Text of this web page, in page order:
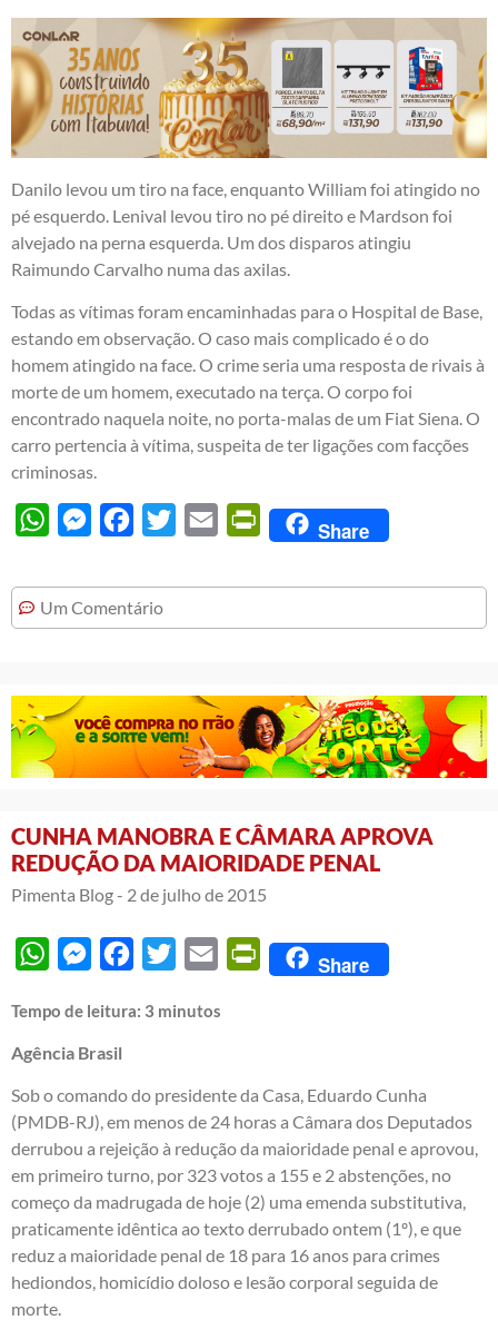
Danilo levou um tiro na face, enquanto William foi atingido no
pé esquerdo. Lenival levou tiro no pé direito e Mardson foi
alvejado na perna esquerda. Um dos disparos atingiu
Raimundo Carvalho numa das axilas.
Todas as vítimas foram encaminhadas para o Hospital de Base,
estando em observação. O caso mais complicado é o do
homem atingido na face. O crime seria uma resposta de rivais à
morte de um homem, executado na terça. O corpo foi
encontrado naquela noite, no porta-malas de um Fiat Siena. O
carro pertencia à vítima, suspeita de ter ligações com facções
criminosas.
WhatsAppMessengerFacebook
Twitter Email PrintFriendly
Share
Um Comentário
CUNHA MANOBRA E CÂMARA APROVA
REDUÇÃO DA MAIORIDADE PENAL
Pimenta Blog - 2 de julho de 2015
WhatsAppMessengerFacebook
Twitter Email PrintFriendly
Share
Tempo de leitura: 3 minutos
Agência Brasil
Sob o comando do presidente da Casa, Eduardo Cunha
(PMDB-RJ), em menos de 24 horas a Câmara dos Deputados
derrubou a rejeição à redução da maioridade penal e aprovou,
em primeiro turno, por 323 votos a 155 e 2 abstenções, no
começo da madrugada de hoje (2) uma emenda substitutiva,
praticamente idêntica ao texto derrubado ontem (1º), e que
reduz a maioridade penal de 18 para 16 anos para crimes
hediondos, homicídio doloso e lesão corporal seguida de
morte.